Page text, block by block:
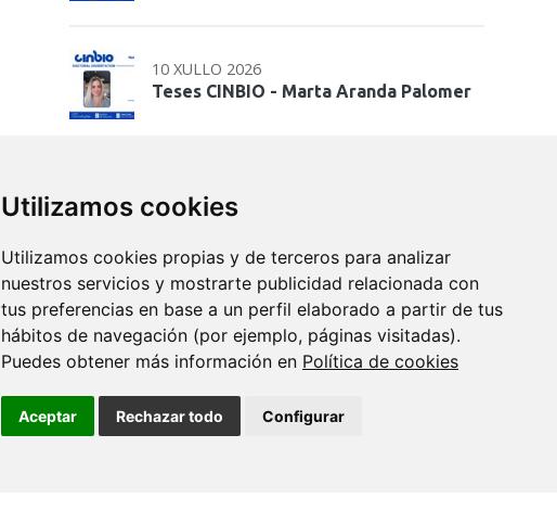
Utilizamos cookies
Utilizamos cookies propias y de terceros para analizar
nuestros servicios y mostrarte publicidad relacionada con
tus preferencias en base a un perfil elaborado a partir de tus
hábitos de navegación (por ejemplo, páginas visitadas).
Puedes obtener más información en Política de cookies
Aceptar Rechazar todo Configurar
10 XULLO 2026
Teses CINBIO - Marta Aranda Palomer
Prof. Alexander O. Govorov - CINBIO
Seminar Programme
02 XULLO 2026
Seminario: Transferencia de
coñecemento e interacción co sistema
de…